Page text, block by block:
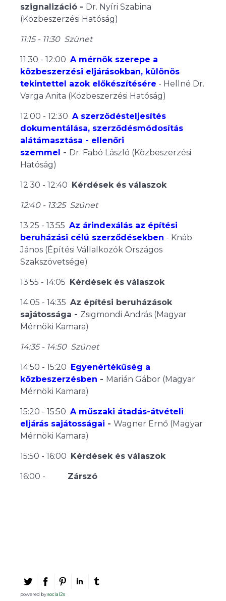
szignalizáció - Dr. Nyíri Szabina
(Közbeszerzési Hatóság)
11:15 - 11:30 Szünet
11:30 - 12:00 A mérnök szerepe a
közbeszerzési eljárásokban, különös
tekintettel azok előkészítésére - Hellné Dr.
Varga Anita (Közbeszerzési Hatóság)
12:00 - 12:30 A szerződésteljesítés
dokumentálása, szerződésmódosítás
alátámasztása - ellenőri
szemmel - Dr. Fabó László (Közbeszerzési
Hatóság)
12:30 - 12:40 Kérdések és válaszok
12:40 - 13:25 Szünet
13:25 - 13:55 Az árindexálás az építési
beruházási célú szerződésekben - Knáb
János (Építési Vállalkozók Országos
Szakszövetsége)
13:55 - 14:05 Kérdések és válaszok
14:05 - 14:35 Az építési beruházások
sajátossága - Zsigmondi András (Magyar
Mérnöki Kamara)
14:35 - 14:50 Szünet
14:50 - 15:20 Egyenértékűség a
közbeszerzésben - Marián Gábor (Magyar
Mérnöki Kamara)
15:20 - 15:50 A műszaki átadás-átvételi
eljárás sajátosságai - Wagner Ernő (Magyar
Mérnöki Kamara)
15:50 - 16:00 Kérdések és válaszok
16:00 - Zárszó
powered bysocial2s